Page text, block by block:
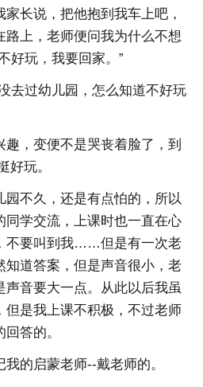
长说，把他抱到我车上吧，
上，老师便问我为什么不想
好玩，我要回家。”
去过幼儿园，怎么知道不好玩
趣，变便不是哭丧着脸了，到
好玩。
园不久，还是有点怕的，所以
同学交流，上课时也一直在心
不要叫到我……但是有一次老
知道答案，但是声音很小，老
声音要大一点。从此以后我虽
但是我上课不积极，不过老师
答的。
的启蒙老师--戴老师的。